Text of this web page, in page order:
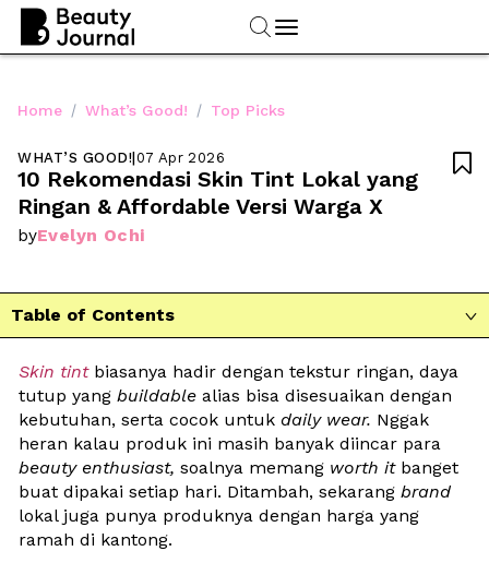
Home / What’s Good! / Top Picks
WHAT’S GOOD!|07 Apr 2026
10 Rekomendasi Skin Tint Lokal yang
Ringan & Affordable Versi Warga X
byEvelyn Ochi

Table of Contents 
Skin tint biasanya hadir dengan tekstur ringan, daya
tutup yang buildable alias bisa disesuaikan dengan
kebutuhan, serta cocok untuk daily wear. Nggak
beauty enthusiast, soalnya memang worth it banget
buat dipakai setiap hari. Ditambah, sekarang brand
lokal juga punya produknya dengan harga yang
ramah di kantong.